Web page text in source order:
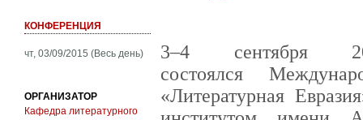
КОНФЕРЕНЦИЯ
чт, 03/09/2015 (Весь день)
ОРГАНИЗАТОР
Кафедра литературного
3–4 сентября
состоялся
«Литературная